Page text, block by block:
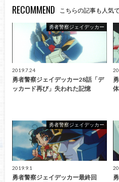
RECOMMEND こちらの記事も人気で
勇者警察ジェイデッカー
2019.7.24
勇者警察ジェイデッカー28話「デ
ッカード再び」失われた記憶
勇者警察ジェイデッカー
2019.9.1
勇者警察ジェイデッカー最終回